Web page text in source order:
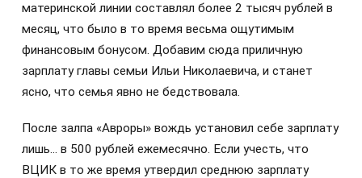
материнской линии составлял более 2 тысяч рублей в
месяц, что было в то время весьма ощутимым
финансовым бонусом. Добавим сюда приличную
зарплату главы семьи Ильи Николаевича, и станет
ясно, что семья явно не бедствовала.
После залпа «Авроры» вождь установил себе зарплату
лишь… в 500 рублей ежемесячно. Если учесть, что
ВЦИК в то же время утвердил среднюю зарплату